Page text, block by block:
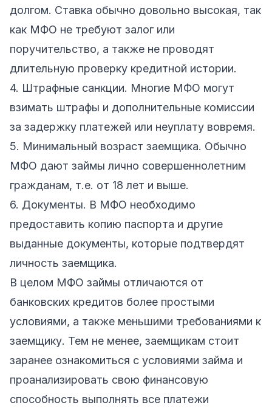
долгом. Ставка обычно довольно высокая, так
как МФО не требуют залог или
поручительство, а также не проводят
длительную проверку кредитной истории.
4. Штрафные санкции. Многие МФО могут
взимать штрафы и дополнительные комиссии
за задержку платежей или неуплату вовремя.
5. Минимальный возраст заемщика. Обычно
МФО дают займы лично совершеннолетним
гражданам, т.е. от 18 лет и выше.
6. Документы. В МФО необходимо
предоставить копию паспорта и другие
выданные документы, которые подтвердят
личность заемщика.
В целом МФО займы отличаются от
банковских кредитов более простыми
условиями, а также меньшими требованиями к
заемщику. Тем не менее, заемщикам стоит
заранее ознакомиться с условиями займа и
проанализировать свою финансовую
способность выполнять все платежи